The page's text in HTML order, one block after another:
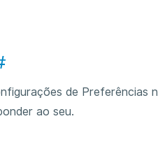
de Preferências
ao seu.